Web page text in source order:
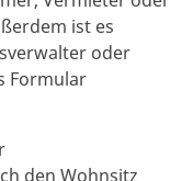
ist es
oder
Formular
den Wohnsitz